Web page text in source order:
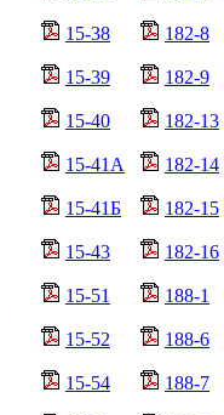
15-38
15-39
15-40
15-41А
15-41Б
15-43
15-51
15-52
15-54
182-8
182-9
182-13
182-14
182-15
182-16
188-1
188-6
188-7